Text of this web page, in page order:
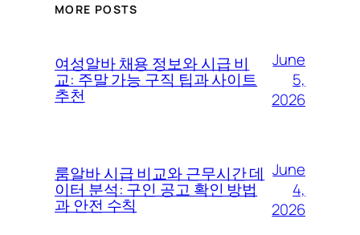
MORE POSTS
여성알바 채용 정보와 시급 비
교: 주말 가능 구직 팁과 사이트
추천
June
5,
2026
룸알바 시급 비교와 근무시간 데
이터 분석: 구인 공고 확인 방법
과 안전 수칙
June
4,
2026